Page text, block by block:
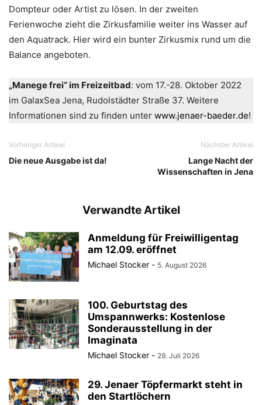
Dompteur oder Artist zu lösen. In der zweiten
Ferienwoche zieht die Zirkusfamilie weiter ins Wasser auf
den Aquatrack. Hier wird ein bunter Zirkusmix rund um die
Balance angeboten.
„Manege frei“ im Freizeitbad: vom 17.-28. Oktober 2022
im GalaxSea Jena, Rudolstädter Straße 37. Weitere
Informationen sind zu finden unter www.jenaer-baeder.de!
Vorheriger Artikel
Die neue Ausgabe ist da!
Nächster Artikel
Lange Nacht der
Wissenschaften in Jena
Verwandte Artikel
Anmeldung für Freiwilligentag
am 12.09. eröffnet
Michael Stocker - 5. August 2026
100. Geburtstag des
Umspannwerks: Kostenlose
Sonderausstellung in der
Imaginata
Michael Stocker - 29. Juli 2026
29. Jenaer Töpfermarkt steht in
den Startlöchern